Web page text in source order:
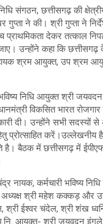
निधि संगठन, छत्तीसगढ़ की
गुप्ता ने की। श्री गुप्ता ने
देकर तत्काल
उन्होंने कहा कि
श्रम आयुक्त, उप श्रम
निधि आयुक्त श्री
विकसित भारत
दी। उन्होंने सभी सदस्यों
करें।उल्लेखनीय है
है। बैठक में छत्तीसगढ़ में
नायक, कर्मचारी भविष्य
श्री महेश कक्कड़ और
श्री ईश्वर चंदेल, श्री शंख
आयुक्त- श्री जयवदन